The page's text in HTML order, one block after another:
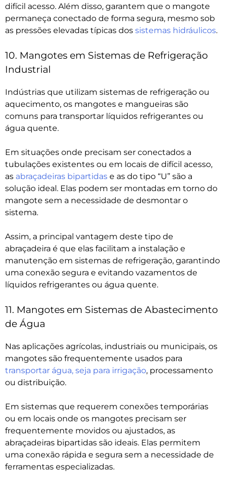
difícil acesso. Além disso, garantem que o mangote
permaneça conectado de forma segura, mesmo sob
as pressões elevadas típicas dos sistemas hidráulicos.
10. Mangotes em Sistemas de Refrigeração
Industrial
Indústrias que utilizam sistemas de refrigeração ou
aquecimento, os mangotes e mangueiras são
comuns para transportar líquidos refrigerantes ou
água quente.
Em situações onde precisam ser conectados a
tubulações existentes ou em locais de difícil acesso,
as abraçadeiras bipartidas e as do tipo “U” são a
solução ideal. Elas podem ser montadas em torno do
mangote sem a necessidade de desmontar o
sistema.
Assim, a principal vantagem deste tipo de
abraçadeira é que elas facilitam a instalação e
manutenção em sistemas de refrigeração, garantindo
uma conexão segura e evitando vazamentos de
líquidos refrigerantes ou água quente.
11. Mangotes em Sistemas de Abastecimento
de Água
Nas aplicações agrícolas, industriais ou municipais, os
mangotes são frequentemente usados para
transportar água, seja para irrigação, processamento
ou distribuição.
Em sistemas que requerem conexões temporárias
ou em locais onde os mangotes precisam ser
frequentemente movidos ou ajustados, as
abraçadeiras bipartidas são ideais. Elas permitem
uma conexão rápida e segura sem a necessidade de
ferramentas especializadas.